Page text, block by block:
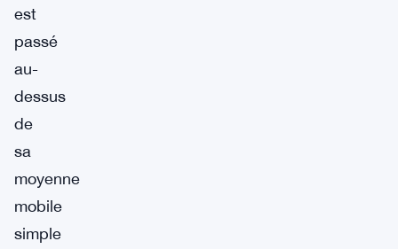
est
passé
au-
dessus
de
sa
moyenne
mobile
simple